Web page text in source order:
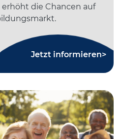
die Chancen auf
Jetzt informieren>